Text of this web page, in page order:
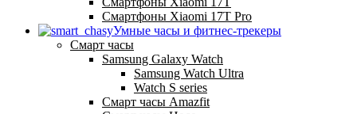
Смартфоны Xiaomi 17Т Pro
Умные часы и фитнес-трекеры
Смарт часы
Samsung Galaxy Watch
Samsung Watch Ultra
Watch S series
Смарт часы Amazfit